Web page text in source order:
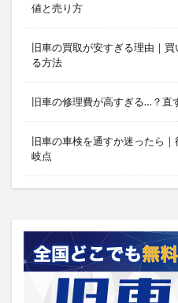
値と売り方
旧車の買取が安すぎる理由｜
る方法
旧車の修理費が高すぎる…？直
旧車の車検を通すか迷ったら
岐点